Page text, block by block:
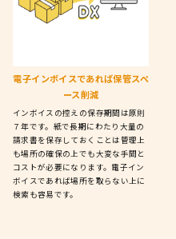
電子インボイスであれば保管スペ
ース削減
インボイスの控えの保存期間は原則
７年です。紙で長期にわたり大量の
請求書を保存しておくことは管理上
も場所の確保の上でも大変な手間と
コストが必要になります。電子イン
ボイスであれば場所を取らない上に
検索も容易です。